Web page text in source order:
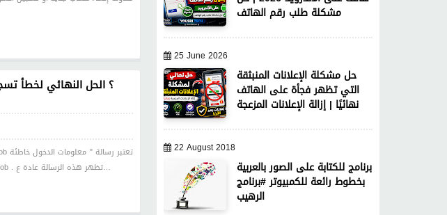
" من أكثر المشاكل التي يواجهها مستخدمو تطبيق BaridiMob . تظهر هذه الرسالة عادة ع…
مشكلة طلب رقم الهاتف
25 June 2026
حل مشكلة الإعلانات المنبثقة
التي تظهر فجأة على الهاتف
نهائيًا | إزالة الإعلانات المزعجة
22 August 2018
برنامج للكتابة على الصور بالعربية
بخطوط رائعة للكمبيوتر #برنامج
الرهيب